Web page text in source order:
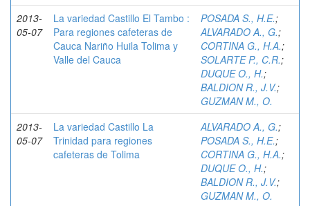
2013-
05-07
La variedad Castillo El Tambo :
Para regiones cafeteras de
Cauca Nariño Huila Tolima y
Valle del Cauca
POSADA S., H.E.;
ALVARADO A., G.;
CORTINA G., H.A.;
SOLARTE P., C.R.;
DUQUE O., H.;
BALDION R., J.V.;
GUZMAN M., O.
2013-
05-07
La variedad Castillo La
Trinidad para regiones
cafeteras de Tolima
ALVARADO A., G.;
POSADA S., H.E.;
CORTINA G., H.A.;
DUQUE O., H.;
BALDION R., J.V.;
GUZMAN M., O.